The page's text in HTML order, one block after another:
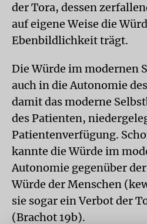
der Tora, dessen
auf eigene Weise die
Ebenbildlichkeit trägt.
Die Würde im modernen
auch in die Autonomie
damit das moderne
des Patienten,
Patientenverfügung.
kannte die Würde im
Autonomie gegenüber
Würde der Menschen
sie sogar ein Verbot der
(Brachot 19b).